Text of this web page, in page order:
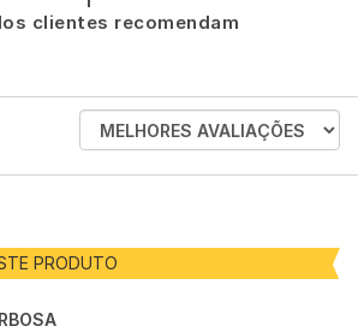
clientes recomendam
ORDENAR
AVALIAÇÕES
PRODUTO